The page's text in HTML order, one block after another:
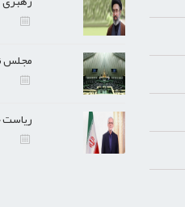
مجلس